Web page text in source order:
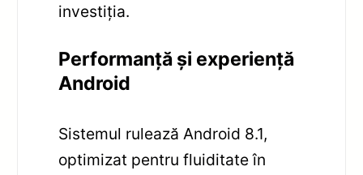
investiția.
Performanță și experiență
Android
Sistemul rulează Android 8.1,
optimizat pentru fluiditate în